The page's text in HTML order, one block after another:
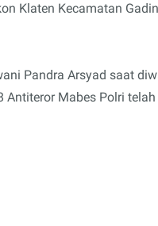
Klaten Kecamatan
Pandra Arsyad saat
Mabes Polri